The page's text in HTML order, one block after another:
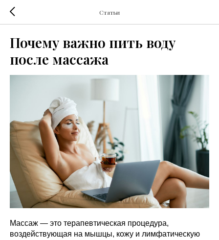
Статьи
Почему важно пить воду
после массажа
Массаж — это терапевтическая процедура,
воздействующая на мышцы, кожу и лимфатическую